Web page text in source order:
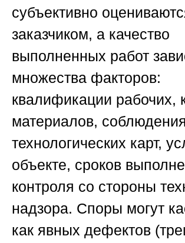
субъективно
заказчиком, а качество
выполненных работ
множества факторов:
квалификации рабочих,
материалов, соблюдения
технологических карт,
объекте, сроков
контроля со стороны
надзора. Споры могут
как явных дефектов